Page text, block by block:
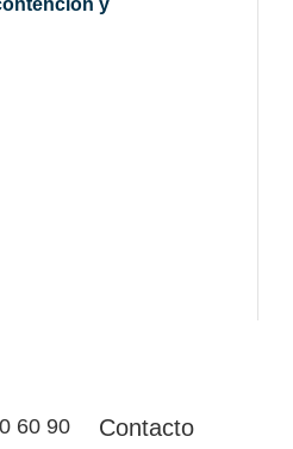
60 90
Contacto